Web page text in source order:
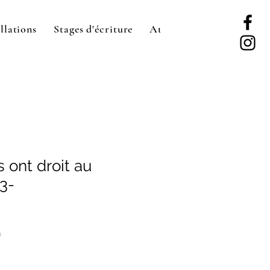
Stages d'écriture Ateliers d'écriture
ont droit au